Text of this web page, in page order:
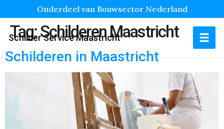
Onderdeel van Bouwsector Nederland
Schilder Service Maastricht
Tag:Schilderen Maastricht
Schilderen in Maastricht